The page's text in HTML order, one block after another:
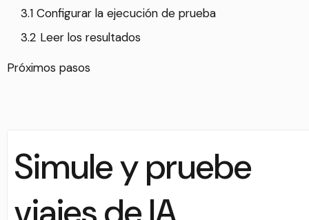
3.1 Configurar la ejecución de prueba
3.2 Leer los resultados
Próximos pasos
Simule y pruebe